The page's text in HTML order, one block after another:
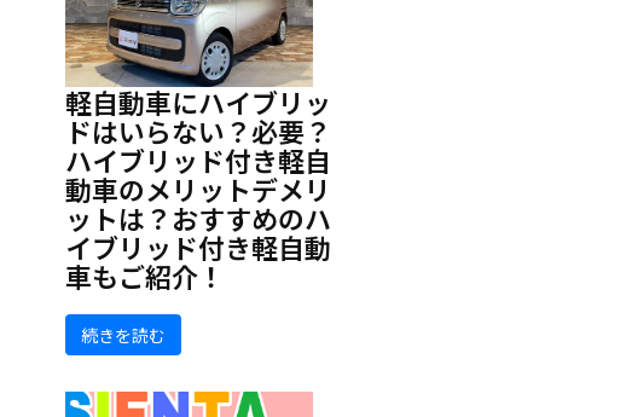
軽自動車にハイブリッ
ドはいらない？必要？
ハイブリッド付き軽自
動車のメリットデメリ
ットは？おすすめのハ
イブリッド付き軽自動
車もご紹介！
続きを読む